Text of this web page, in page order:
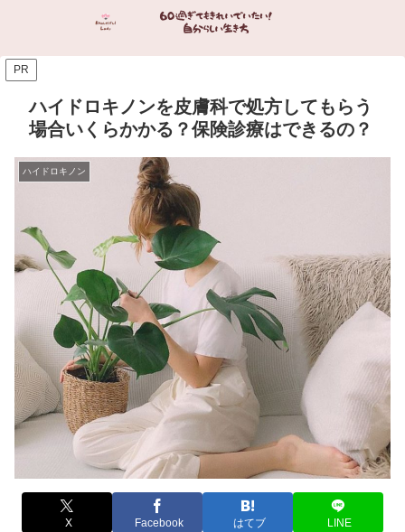
PR
ハイドロキノンを皮膚科で処方してもらう
場合いくらかかる？保険診療はできるの？
ハイドロキノン
X Facebook はてブ LINE